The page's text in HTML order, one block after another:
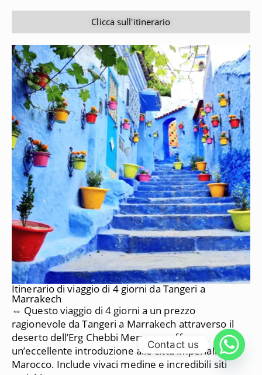
Clicca sull'itinerario
Itinerario di viaggio di 4 giorni da Tangeri a
Marrakech
⇔ Questo viaggio di 4 giorni a un prezzo
ragionevole da Tangeri a Marrakech attraverso il
deserto dell’Erg Chebbi Merzouga offre
un’eccellente introduzione alle città imperiali del
Marocco. Include vivaci medine e incredibili siti
Contact us